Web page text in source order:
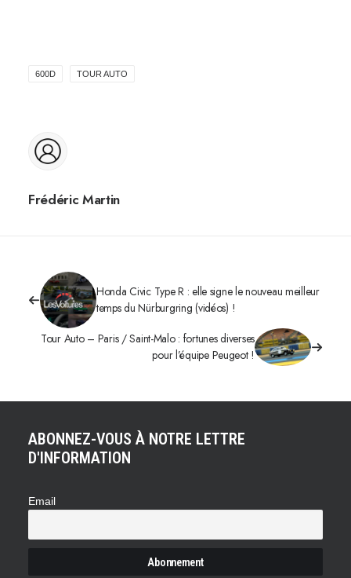
600D TOUR AUTO
Frédéric Martin
Honda Civic Type R : elle signe le nouveau meilleur
temps du Nürburgring (vidéos) !
Tour Auto – Paris / Saint-Malo : fortunes diverses
pour l’équipe Peugeot !
ABONNEZ-VOUS À NOTRE LETTRE
D'INFORMATION
Email